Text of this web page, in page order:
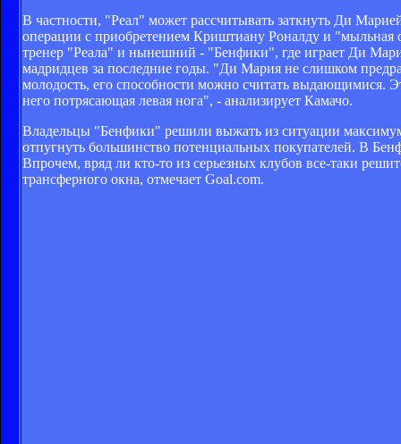
В частности, "Реал" может рассчитывать заткнуть Ди
операции с приобретением Криштиану Роналду и
тренер "Реала" и нынешний - "Бенфики", где играет Ди
мадридцев за последние годы. "Ди Мария не слишком
молодость, его способности можно считать выдающимися.
него потрясающая левая нога", - анализирует Камачо.
Владельцы "Бенфики" решили выжать из ситуации
отпугнуть большинство потенциальных покупателей. В
Впрочем, вряд ли кто-то из серьезных клубов все-таки
трансферного окна, отмечает Goal.com.